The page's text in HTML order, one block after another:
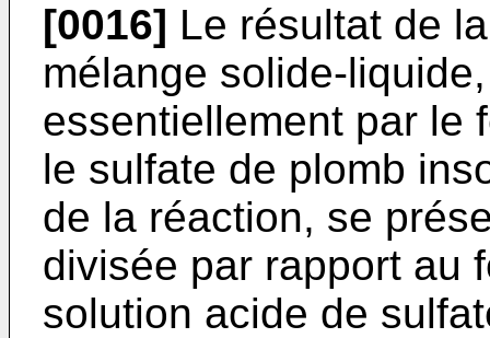
[0016] Le résultat de
mélange solide-
essentiellement par le
le sulfate de plomb
de la réaction, se
divisée par rapport au
solution acide de